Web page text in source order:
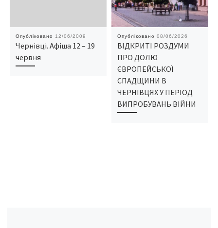
Опубліковано 12/06/2009
Чернівці. Афіша 12 – 19
червня
Опубліковано 08/06/2026
ВІДКРИТІ РОЗДУМИ
ПРО ДОЛЮ
ЄВРОПЕЙСЬКОЇ
СПАДЩИНИ В
ЧЕРНІВЦЯХ У ПЕРІОД
ВИПРОБУВАНЬ ВІЙНИ